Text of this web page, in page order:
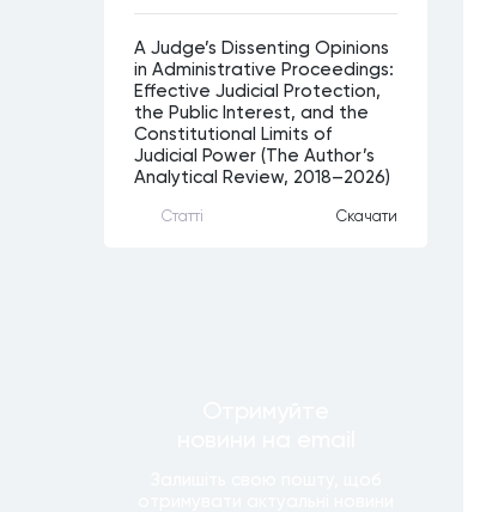
A Judge’s Dissenting Opinions
in Administrative Proceedings:
Effective Judicial Protection,
the Public Interest, and the
Constitutional Limits of
Judicial Power (The Author’s
Analytical Review, 2018–2026)
Статтi Скачати